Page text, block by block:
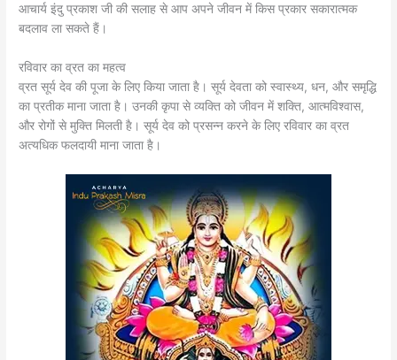
आचार्य इंदु प्रकाश जी की सलाह से आप अपने जीवन में किस प्रकार सकारात्मक
बदलाव ला सकते हैं।
रविवार का व्रत का महत्व
व्रत सूर्य देव की पूजा के लिए किया जाता है। सूर्य देवता को स्वास्थ्य, धन, और समृद्धि
का प्रतीक माना जाता है। उनकी कृपा से व्यक्ति को जीवन में शक्ति, आत्मविश्वास,
और रोगों से मुक्ति मिलती है। सूर्य देव को प्रसन्न करने के लिए रविवार का व्रत
अत्यधिक फलदायी माना जाता है।